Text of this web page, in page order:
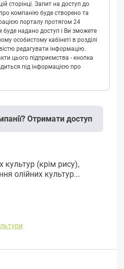
сторінці. Запит на доступ до
компанію буде створено та
порталу протягом 24
буде надано доступ і Ви зможете
особистому кабінеті в розділі
редагувати інформацію.
цього підприємства - кнопка
під інформацією про
Отримати доступ
(крім рису),
олійних культур...